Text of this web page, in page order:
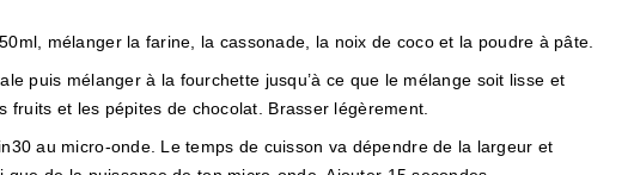
mélanger la farine, la cassonade, la noix de coco et la poudre à pâte.
puis mélanger à la fourchette jusqu’à ce que le mélange soit lisse et
fruits et les pépites de chocolat. Brasser légèrement.
au micro-onde. Le temps de cuisson va dépendre de la largeur et